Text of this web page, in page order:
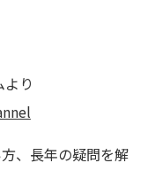
り
、長年の疑問を解